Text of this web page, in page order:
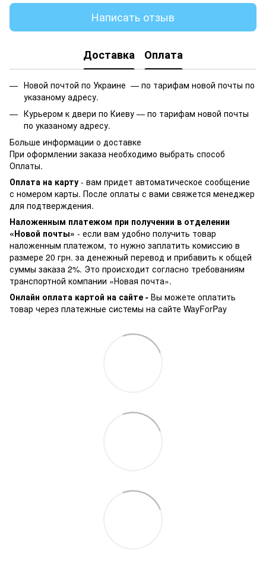
Написать отзыв
Доставка Оплата
Новой почтой по Украине — по тарифам новой почты по
указаному адресу.
Курьером к двери по Киеву — по тарифам новой почты
по указаному адресу.
Больше информации о доставке
При оформлении заказа необходимо выбрать способ
Оплаты.
Оплата на карту - вам придет автоматическое сообщение
с номером карты. После оплаты с вами свяжется менеджер
для подтверждения.
Наложенным платежом при получении в отделении
«Новой почты» - если вам удобно получить товар
наложенным платежом, то нужно заплатить комиссию в
размере 20 грн. за денежный перевод и прибавить к общей
суммы заказа 2%. Это происходит согласно требованиям
транспортной компании «Новая почта».
Онлайн оплата картой на сайте - Вы можете оплатить
товар через платежные системы на сайте WayForPay